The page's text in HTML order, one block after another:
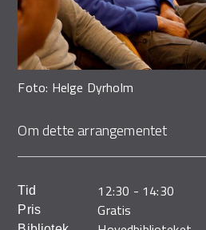
Vi tilbyr
UNG
Foto: Helge Dyrholm
Om dette arrangementet
Tid 12:30 - 14:30
Pris Gratis